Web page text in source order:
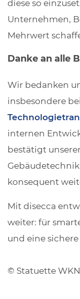
diese so
Unternehmen,
Mehrwert
Danke an alle
Wir bedanken
insbesondere
internen
bestätigt
konsequent
Mit disecca
weiter: für
und eine
© Statuette